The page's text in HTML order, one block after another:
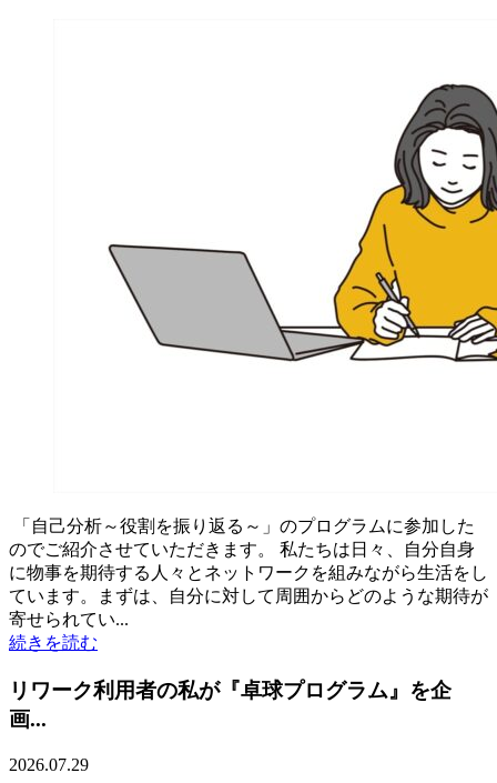
「自己分析～役割を振り返る～」のプログラムに参加した
のでご紹介させていただきます。 私たちは日々、自分自身
に物事を期待する人々とネットワークを組みながら生活をし
ています。まずは、自分に対して周囲からどのような期待が
寄せられてい...
続きを読む
リワーク利用者の私が『卓球プログラム』を企
画...
2026.07.29